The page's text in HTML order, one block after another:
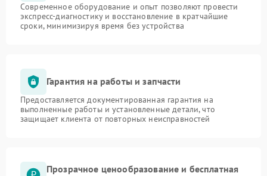
Современное оборудование и опыт позволяют провести
экспресс-диагностику и восстановление в кратчайшие
сроки, минимизируя время без устройства
Гарантия на работы и запчасти
Предоставляется документированная гарантия на
выполненные работы и установленные детали, что
защищает клиента от повторных неисправностей
Прозрачное ценообразование и бесплатная